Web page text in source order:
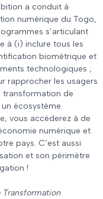
a conduit à
numérique du Togo,
s’articulant
à (i) inclure tous les
biométrique et
technologiques ;
rapprocher les usagers
transformation de
écosystème
vous accéderez à de
numérique et
pays. C’est aussi
et son périmètre
!